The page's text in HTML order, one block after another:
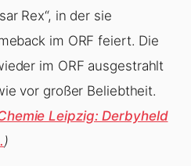
Rex“, in der sie
im ORF feiert. Die
im ORF ausgestrahlt
vor großer Beliebtheit.
Leipzig: Derbyheld
)